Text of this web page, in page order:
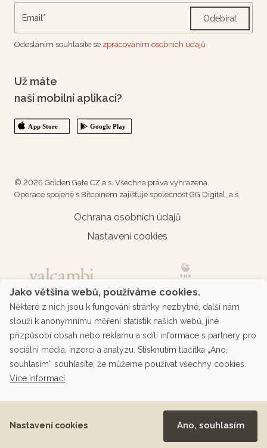
Odebírat
Odesláním souhlasíte se zpracováním osobních údajů.
Už máte
naši mobilní aplikaci?
© 2026 Golden Gate CZ a.s. Všechna práva vyhrazena.
Operace spojené s Bitcoinem zajišťuje společnost GG Digital, a.s.
Ochrana osobních údajů
Nastavení cookies
Podporované platby přes platební bránu
Jako většina webů, používáme cookies.
Některé z nich jsou k fungování stránky nezbytné, další nám
slouží k anonymnímu měření statistik našich webů, jiné
přizpůsobí obsah nebo reklamu a sdílí informace s partnery pro
sociální média, inzerci a analýzu. Stisknutím tlačítka „Ano,
souhlasím“ souhlasíte, že můžeme používat všechny cookies.
Více informací
Nastavení cookies Ano, souhlasím